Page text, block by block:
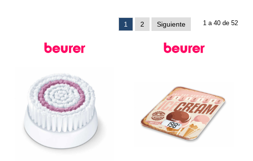
1 a 40 de 52
1 2 Siguiente